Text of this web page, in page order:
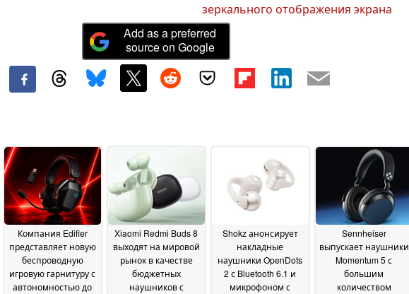
зеркального отображения экрана
Add as a preferred
source on Google
Компания Edifier
представляет новую
беспроводную
игровую гарнитуру с
автономностью до
Xiaomi Redmi Buds 8
выходят на мировой
рынок в качестве
бюджетных
наушников с
Shokz анонсирует
накладные
наушники OpenDots
2 с Bluetooth 6.1 и
микрофоном с
Sennheiser
выпускает наушники
Momentum 5 с
большим
количеством